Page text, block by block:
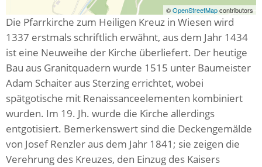
©OpenStreetMapcontributors
Die Pfarrkirche zum Heiligen Kreuz in Wiesen wird
1337 erstmals schriftlich erwähnt, aus dem Jahr 1434
ist eine Neuweihe der Kirche überliefert. Der heutige
Bau aus Granitquadern wurde 1515 unter Baumeister
Adam Schaiter aus Sterzing errichtet, wobei
spätgotische mit Renaissanceelementen kombiniert
wurden. Im 19. Jh. wurde die Kirche allerdings
entgotisiert. Bemerkenswert sind die Deckengemälde
von Josef Renzler aus dem Jahr 1841; sie zeigen die
Verehrung des Kreuzes, den Einzug des Kaisers